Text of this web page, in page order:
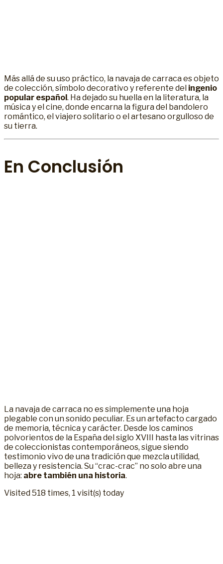
Más allá de su uso práctico, la navaja de carraca es objeto
de colección, símbolo decorativo y referente del ingenio
popular español . Ha dejado su huella en la literatura, la
música y el cine, donde encarna la figura del bandolero
romántico, el viajero solitario o el artesano orgulloso de
su tierra.
En Conclusión
La navaja de carraca no es simplemente una hoja
plegable con un sonido peculiar. Es un artefacto cargado
de memoria, técnica y carácter. Desde los caminos
polvorientos de la España del siglo XVIII hasta las vitrinas
de coleccionistas contemporáneos, sigue siendo
testimonio vivo de una tradición que mezcla utilidad,
belleza y resistencia. Su “crac-crac” no solo abre una
hoja: abre también una historia.
Visited 518 times, 1 visit(s) today